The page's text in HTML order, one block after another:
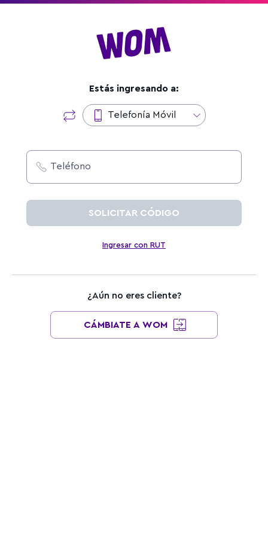
Estás ingresando a:
Telefonía Móvil
Teléfono
SOLICITAR CÓDIGO
Ingresar con RUT
¿Aún no eres cliente?
CÁMBIATE A WOM